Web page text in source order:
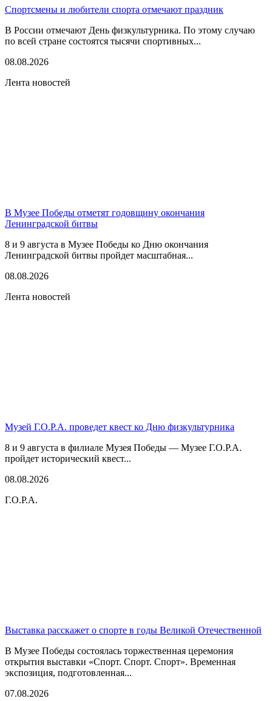
Спортсмены и любители спорта отмечают праздник
В России отмечают День физкультурника. По этому случаю
по всей стране состоятся тысячи спортивных...
08.08.2026
Лента новостей
В Музее Победы отметят годовщину окончания
Ленинградской битвы
8 и 9 августа в Музее Победы ко Дню окончания
Ленинградской битвы пройдет масштабная...
08.08.2026
Лента новостей
Музей Г.О.Р.А. проведет квест ко Дню физкультурника
8 и 9 августа в филиале Музея Победы — Музее Г.О.Р.А.
пройдет исторический квест...
08.08.2026
Г.О.Р.А.
Выставка расскажет о спорте в годы Великой Отечественной
В Музее Победы состоялась торжественная церемония
открытия выставки «Спорт. Спорт. Спорт». Временная
экспозиция, подготовленная...
07.08.2026